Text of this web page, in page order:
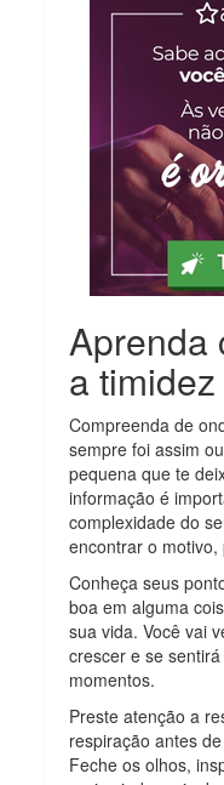
Aprenda
a timidez
Compreenda de
sempre foi assim
pequena que te
informação é
complexidade do
encontrar o
Conheça seus
boa em alguma
sua vida. Você vai
crescer e se
momentos.
Preste atenção a
respiração antes
Feche os olhos,